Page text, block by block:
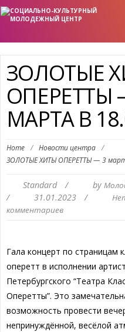
ЗОЛОТЫЕ
ОПЕРЕТТЫ
МАРТА В
Home / Новости центра /
ЗОЛОТЫЕ ХИТЫ ОПЕРЕТТЫ — 3
Standard / by
/ 31.01.2023 /
комментариев
Гала концерт по страницам
оперетт в исполнении
Петербургского “Театра
Оперетты”. Это
возможность провести
непринуждённой, весёлой